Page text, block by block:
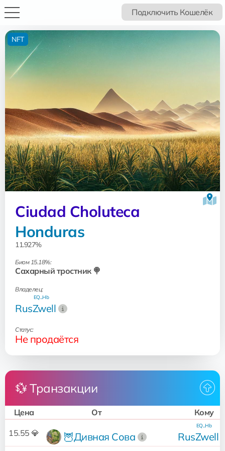
Подключить Кошелёк
Ciudad Choluteca
Honduras
11.927%
Биом 15.18%:
Сахарный тростник 🍭
Владелец:
RusZwell
EQ...Hb
Статус:
Не продаётся
NFT
💱 Транзакции
Цена От Кому
15.55 💎 🦉Дивная Сова RusZwell
EQ...Hb